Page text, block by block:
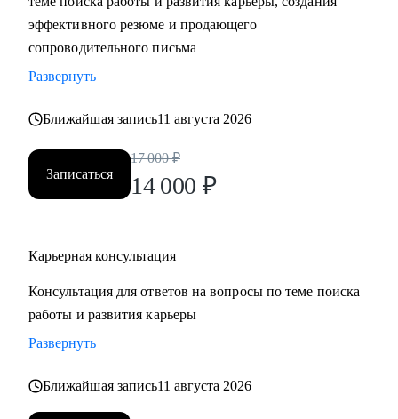
эффективного резюме и продающего
сопроводительного письма
Развернуть
Ближайшая запись11 августа 2026
Записаться
17 000 ₽
14 000 ₽
Карьерная консультация
Консультация для ответов на вопросы по теме поиска
работы и развития карьеры
Развернуть
Ближайшая запись11 августа 2026